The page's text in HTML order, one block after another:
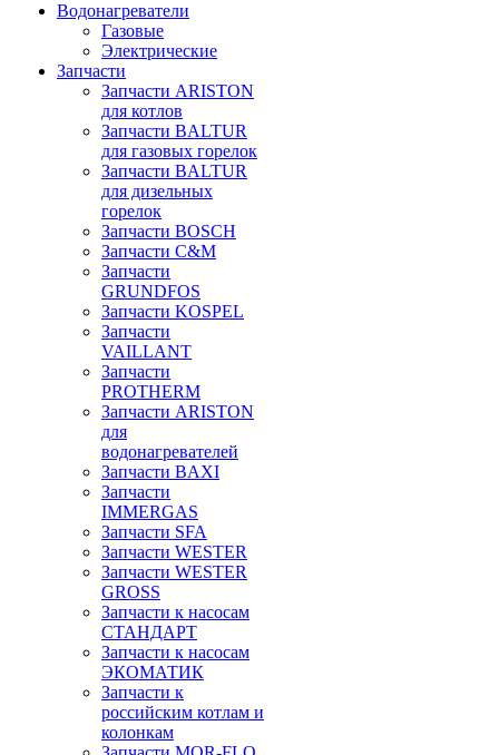
Водонагреватели
Газовые
Электрические
Запчасти
Запчасти ARISTON
для котлов
Запчасти BALTUR
для газовых горелок
Запчасти BALTUR
для дизельных
горелок
Запчасти BOSCH
Запчасти C&M
Запчасти
GRUNDFOS
Запчасти KOSPEL
Запчасти
VAILLANT
Запчасти
PROTHERM
Запчасти ARISTON
для
водонагревателей
Запчасти BAXI
Запчасти
IMMERGAS
Запчасти SFA
Запчасти WESTER
Запчасти WESTER
GROSS
Запчасти к насосам
СТАНДАРТ
Запчасти к насосам
ЭКОМАТИК
Запчасти к
российским котлам и
колонкам